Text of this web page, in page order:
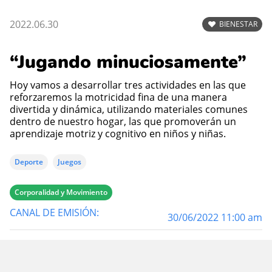
2022.06.30 BIENESTAR
“Jugando minuciosamente”
Hoy vamos a desarrollar tres actividades en las que
reforzaremos la motricidad fina de una manera
divertida y dinámica, utilizando materiales comunes
dentro de nuestro hogar, las que promoverán un
aprendizaje motriz y cognitivo en niños y niñas.
Deporte Juegos
Corporalidad y Movimiento
CANAL DE EMISIÓN: 30/06/2022 11:00 am